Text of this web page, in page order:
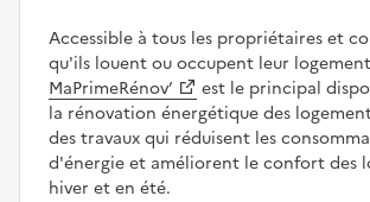
Accessible à tous les propriétaires et
qu'ils louent ou occupent leur
MaPrimeRénov’
est le principal
la rénovation énergétique des
des travaux qui réduisent les
d'énergie et améliorent le confort des
hiver et en été.